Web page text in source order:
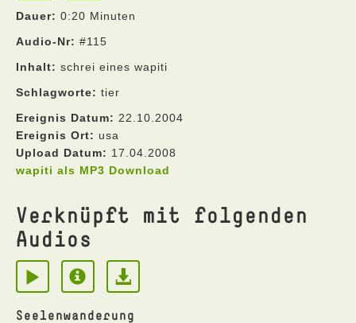
Dauer: 0:20 Minuten
Audio-Nr: #115
Inhalt: schrei eines wapiti
Schlagworte: tier
Ereignis Datum: 22.10.2004
Ereignis Ort: usa
Upload Datum: 17.04.2008
wapiti als MP3 Download
Verknüpft mit folgenden
Audios
Seelenwanderung